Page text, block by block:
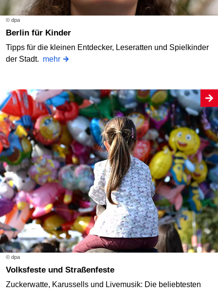
© dpa
Berlin für Kinder
Tipps für die kleinen Entdecker, Leseratten und Spielkinder
der Stadt. mehr
© dpa
Volksfeste und Straßenfeste
Zuckerwatte, Karussells und Livemusik: Die beliebtesten